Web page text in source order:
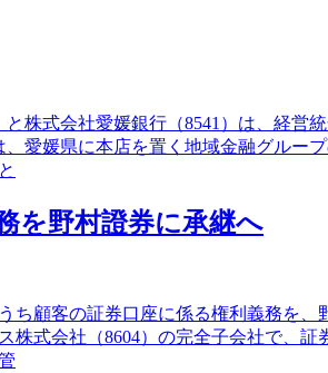
株式会社愛媛銀行（8541）は、経
愛媛県に本店を置く地域金融グルー
を野村證券に承継へ
顧客の証券口座に係る権利義務を
式会社（8604）の完全子会社で、